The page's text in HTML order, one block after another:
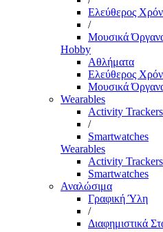
Ελεύθερος
/
Μουσικά
Hobby
Αθλήματα
Ελεύθερος
Μουσικά
Wearables
Activity Trackers
/
Smartwatches
Wearables
Activity Trackers
Smartwatches
Αναλώσιμα
Γραφική Ύλη
/
Διαφημιστικά